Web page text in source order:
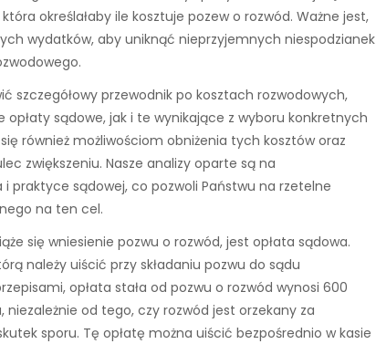
określałaby ile kosztuje pozew o rozwód. Ważne jest,
wydatków, aby uniknąć nieprzyjemnych niespodzianek
szczegółowy przewodnik po kosztach rozwodowych,
sądowe, jak i te wynikające z wyboru konkretnych
również możliwościom obniżenia tych kosztów oraz
zwiększeniu. Nasze analizy oparte są na
praktyce sądowej, co pozwoli Państwu na rzetelne
na ten cel.
się wniesienie pozwu o rozwód, jest opłata sądowa.
należy uiścić przy składaniu pozwu do sądu
opłata stała od pozwu o rozwód wynosi 600
od tego, czy rozwód jest orzekany za
sporu. Tę opłatę można uiścić bezpośrednio w kasie